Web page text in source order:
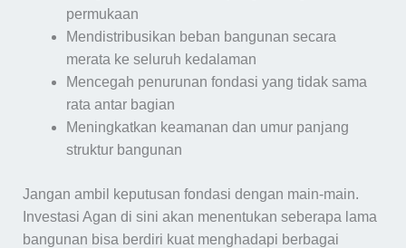
permukaan
Mendistribusikan beban bangunan secara
merata ke seluruh kedalaman
Mencegah penurunan fondasi yang tidak sama
rata antar bagian
Meningkatkan keamanan dan umur panjang
struktur bangunan
Jangan ambil keputusan fondasi dengan main-main.
Investasi Agan di sini akan menentukan seberapa lama
bangunan bisa berdiri kuat menghadapi berbagai